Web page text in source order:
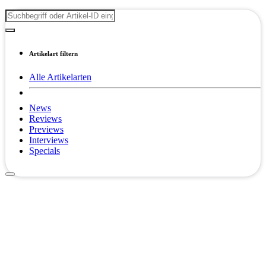
Artikelart filtern
Alle Artikelarten
News
Reviews
Previews
Interviews
Specials